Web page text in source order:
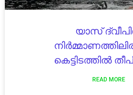
യാസ്
കെട്ടിടത്തിൽ
READ MORE